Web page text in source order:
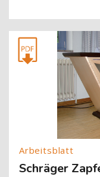
[Cocoon] About (Text
Schräger